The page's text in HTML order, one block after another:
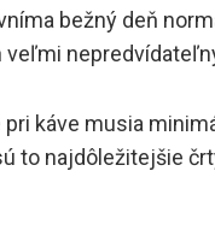
bežný deň
káve musia
to najdôležitejšie